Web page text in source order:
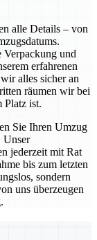
alle Details – von
und
erfahrenen
alles sicher an
räumen wir bei
Platz ist.
Sie Ihren Umzug
Unser
jederzeit mit Rat
bis zum letzten
sondern
uns überzeugen